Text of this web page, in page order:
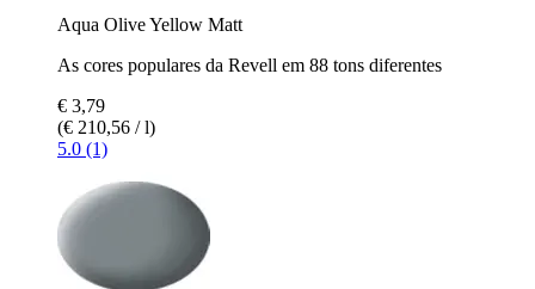
Aqua Olive Yellow Matt
As cores populares da Revell em 88 tons diferentes
€ 3,79
(€ 210,56 / l)
5.0 (1)